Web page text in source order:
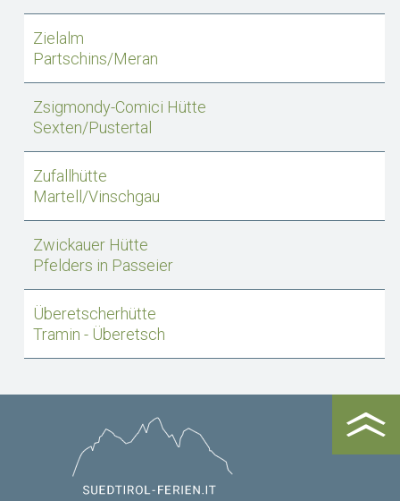
Zielalm
Partschins/Meran
Zsigmondy-Comici Hütte
Sexten/Pustertal
Zufallhütte
Martell/Vinschgau
Zwickauer Hütte
Pfelders in Passeier
Überetscherhütte
Tramin - Überetsch